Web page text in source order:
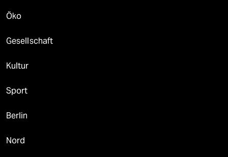
Öko
Gesellschaft
Kultur
Sport
Berlin
Nord